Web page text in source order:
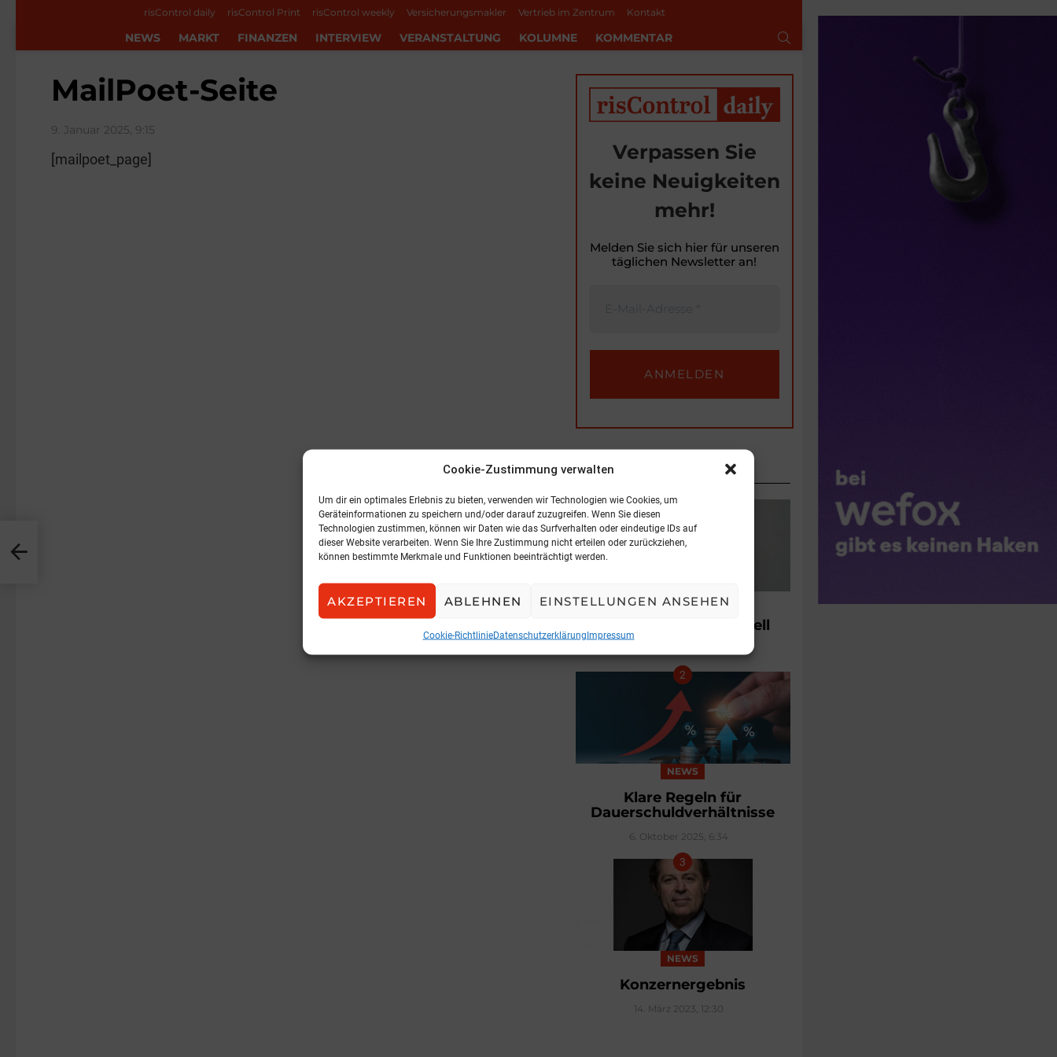
Cookie-Zustimmung verwalten
Um dir ein optimales Erlebnis zu bieten, verwenden wir Technologien wie Cookies, um
Geräteinformationen zu speichern und/oder darauf zuzugreifen. Wenn Sie diesen
Technologien zustimmen, können wir Daten wie das Surfverhalten oder eindeutige IDs auf
dieser Website verarbeiten. Wenn Sie Ihre Zustimmung nicht erteilen oder zurückziehen,
können bestimmte Merkmale und Funktionen beeinträchtigt werden.
AKZEPTIEREN ABLEHNEN EINSTELLUNGEN ANSEHEN
Cookie-RichtlinieDatenschutzerklärungImpressum
risControl daily risControl Print risControl weekly Versicherungsmakler Vertrieb im Zentrum Kontakt
NEWS MARKT FINANZEN INTERVIEW VERANSTALTUNG KOLUMNE KOMMENTAR
MailPoet-Seite
9. Januar 2025, 9:15
[mailpoet_page]
Verpassen Sie
keine Neuigkeiten
mehr!
Melden Sie sich hier für unseren
täglichen Newsletter an!
BELIEBTE ARTIKEL
INTERVIEW
Neues Geschäftsmodell
NEWS
Klare Regeln für
Dauerschuldverhältnisse
6. Oktober 2025, 6:34
NEWS
Konzernergebnis
14. März 2023, 12:30